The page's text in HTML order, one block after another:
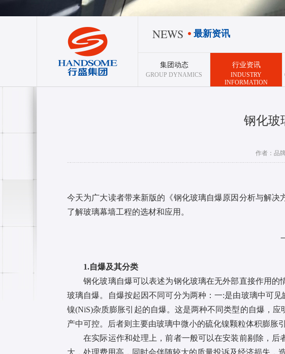
NEWS 最新资讯
集团动态
GROUP DYNAMICS
行业资讯
INDUSTRY
INFORMATION
钢化玻
作者：品
今天为广大读者带来新版的《钢化玻璃自爆原因分析与解
了解玻璃幕墙工程的选材和应用。
1.自爆及其分类
钢化玻璃自爆可以表述为钢化玻璃在无外部直接作用的
玻璃自爆。自爆按起因不同可分为两种：一:是由玻璃中可
镍(NiS)杂质膨胀引起的自爆。这是两种不同类型的自爆，
产中可控。后者则主要由玻璃中微小的硫化镍颗粒体积膨胀
在实际运作和处理上，前者一般可以在安装前剔除，后
大，处理费用高，同时会伴随较大的质量投诉及经济损失，